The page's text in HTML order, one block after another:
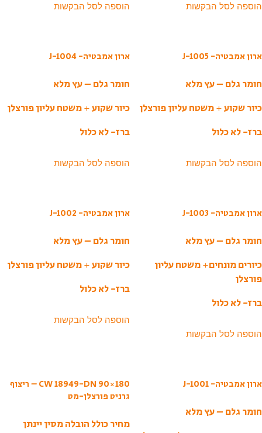
הוספה לסל הבקשות הוספה לסל הבקשות
ארון אמבטיה- J-1005
חומר גלם – עץ מלא
כיור שקוע + משטח עליון פורצלן
ברז- לא כלול
הוספה לסל הבקשות
ארון אמבטיה- J-1004
חומר גלם – עץ מלא
כיור שקוע + משטח עליון פורצלן
ברז- לא כלול
הוספה לסל הבקשות
ארון אמבטיה- J-1003
חומר גלם – עץ מלא
כיורים מונחים+ משטח עליון
פורצלן
ברז- לא כלול
הוספה לסל הבקשות
ארון אמבטיה- J-1002
חומר גלם – עץ מלא
כיור שקוע + משטח עליון פורצלן
ברז- לא כלול
הוספה לסל הבקשות
ארון אמבטיה- J-1001
חומר גלם – עץ מלא
CW 18949-DN 90×180 – ריצוף
גרניט פורצלן-מט
מחיר כולל הובלה מסין יינתן